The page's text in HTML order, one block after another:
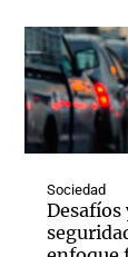
Sociedad
Desafíos